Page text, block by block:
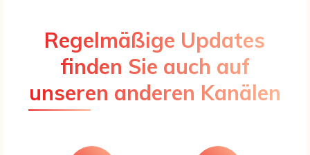
Regelmäßige Updates
finden Sie auch auf
unseren anderen Kanälen